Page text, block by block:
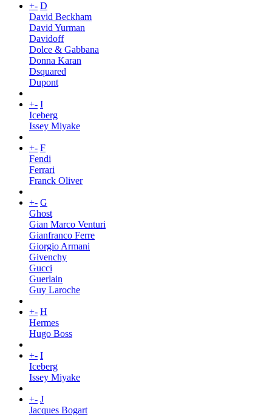
+- D
David Beckham
David Yurman
Davidoff
Dolce & Gabbana
Donna Karan
Dsquared
Dupont
+- I
Iceberg
Issey Miyake
+- F
Fendi
Ferrari
Franck Oliver
+- G
Ghost
Gian Marco Venturi
Gianfranco Ferre
Giorgio Armani
Givenchy
Gucci
Guerlain
Guy Laroche
+- H
Hermes
Hugo Boss
+- I
Iceberg
Issey Miyake
+- J
Jacques Bogart